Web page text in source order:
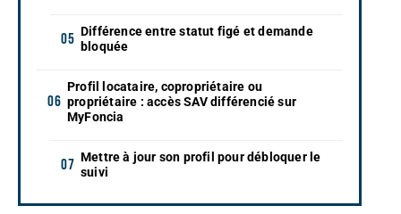
Différence entre statut figé et demande
bloquée
Profil locataire, copropriétaire ou
propriétaire : accès SAV différencié sur
MyFoncia
Mettre à jour son profil pour débloquer le
suivi